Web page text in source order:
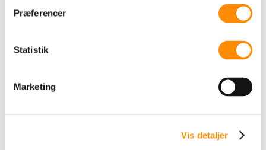
Præferencer
Statistik
Marketing
Vis detaljer
præcis og gennemtænkt strategi for virksomhedens
kommunikeres vedkommende til dem alle.
Mit sommerønske er flere gode samtaler